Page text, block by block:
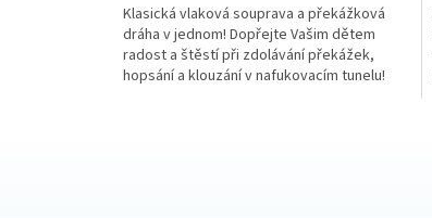
Klasická vlaková souprava a překážková
dráha v jednom! Dopřejte Vašim dětem
radost a štěstí při zdolávání překážek,
hopsání a klouzání v nafukovacím tunelu!